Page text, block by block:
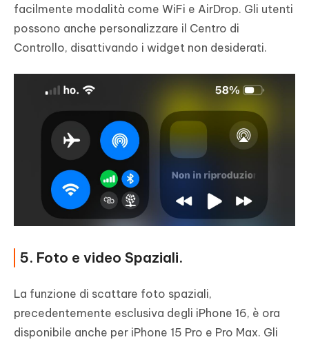
facilmente modalità come WiFi e AirDrop. Gli utenti
possono anche personalizzare il Centro di
Controllo, disattivando i widget non desiderati.
5. Foto e video Spaziali.
La funzione di scattare foto spaziali,
precedentemente esclusiva degli iPhone 16, è ora
disponibile anche per iPhone 15 Pro e Pro Max. Gli